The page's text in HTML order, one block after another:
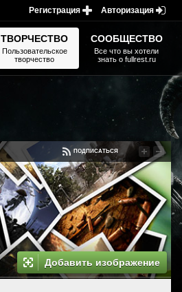
Добавить изображение
ПОДПИСАТЬСЯ
ТВОРЧЕСТВО
Пользовательское
творчество
СООБЩЕСТВО
Все что вы хотели
знать о fullrest.ru
Авторизация
Регистрация